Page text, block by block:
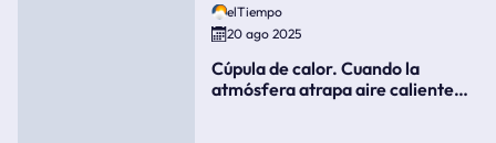
elTiempo
20 ago 2025
Cúpula de calor. Cuando la
atmósfera atrapa aire caliente